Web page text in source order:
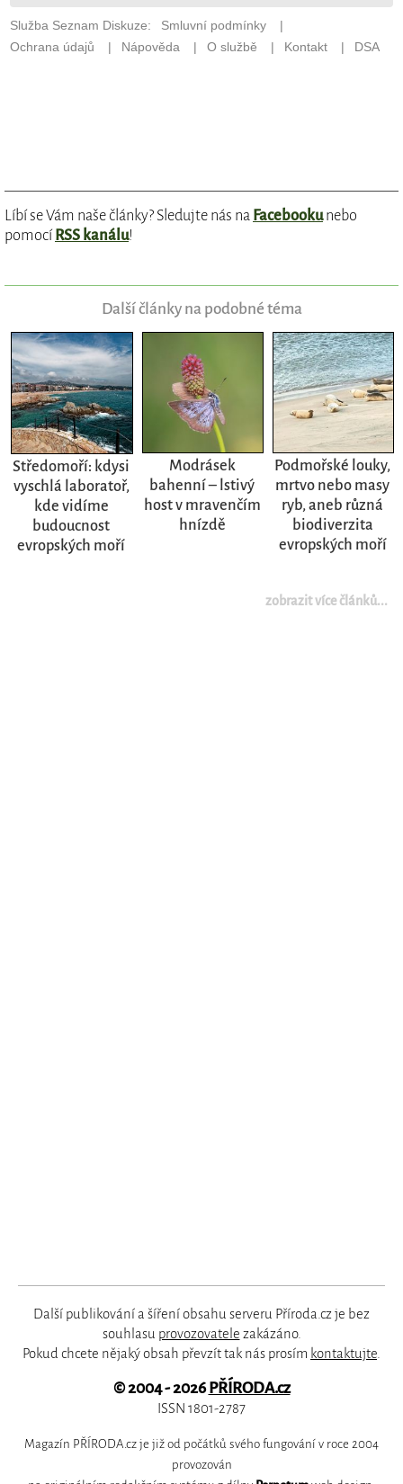
Líbí se Vám naše články? Sledujte nás na Facebookunebo
pomocíRSS kanálu!
Další články na podobné téma
Středomoří: kdysi
vyschlá laboratoř,
kde vidíme
budoucnost
evropských moří
Modrásek
bahenní – lstivý
host v mravenčím
hnízdě
Podmořské louky,
mrtvo nebo masy
ryb, aneb různá
biodiverzita
evropských moří
zobrazit více článků...
Další publikování a šíření obsahu serveru Příroda.cz je bez
souhlasu provozovatele zakázáno.
Pokud chcete nějaký obsah převzít tak nás prosím kontaktujte
© 2004 - 2026PŘÍRODA.cz
ISSN 1801-2787
Magazín PŘÍRODA.cz je již od počátků svého fungování v roce 2004
provozován